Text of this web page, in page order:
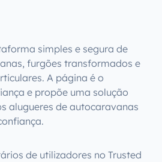
simples e segura de
furgões transformados e
A página é o
e propõe uma solução
alugueres de autocaravanas
de utilizadores no Trusted